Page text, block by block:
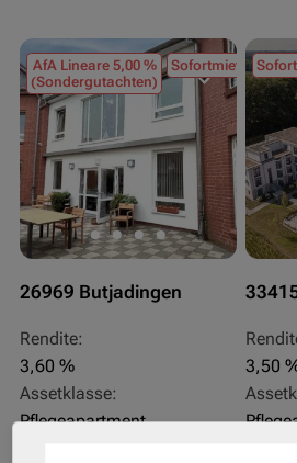
AfA Lineare 5,00 %
(Sondergutachten)
Sofortmiete
26969 Butjadingen
Rendite:
3,60 %
Assetklasse:
Pflegeapartment
3,50